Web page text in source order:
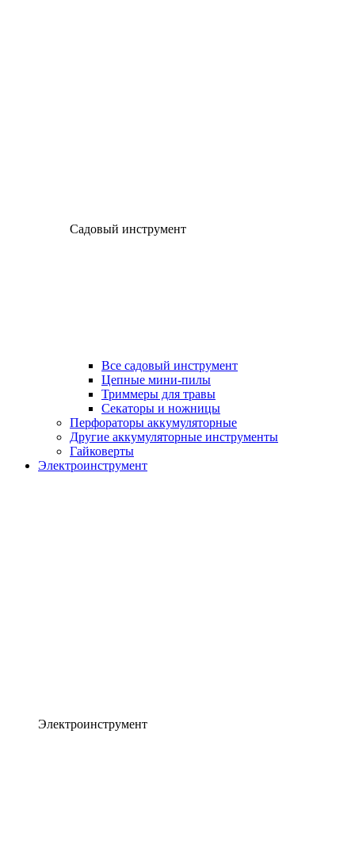
Садовый инструмент
Все садовый инструмент
Цепные мини-пилы
Триммеры для травы
Секаторы и ножницы
Перфораторы аккумуляторные
Другие аккумуляторные инструменты
Гайковерты
Электроинструмент
Электроинструмент